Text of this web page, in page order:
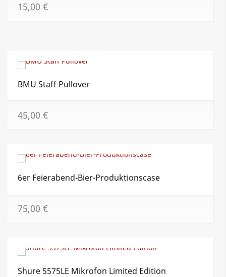
15,00 €
BMU Staff Pullover
45,00 €
6er Feierabend-Bier-Produktionscase
75,00 €
Shure 5575LE Mikrofon Limited Edition